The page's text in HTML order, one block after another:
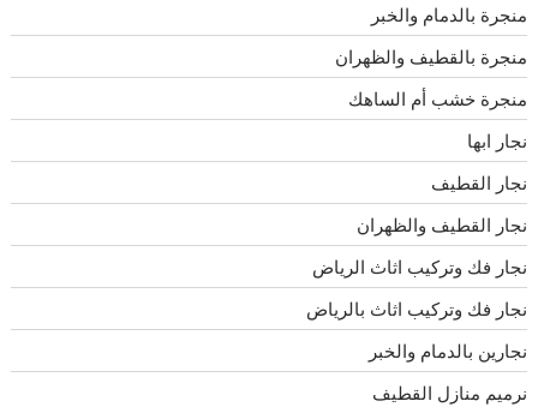
منجرة بالدمام والخبر
منجرة بالقطيف والظهران
منجرة خشب أم الساهك
نجار ابها
نجار القطيف
نجار القطيف والظهران
نجار فك وتركيب اثاث الرياض
نجار فك وتركيب اثاث بالرياض
نجارين بالدمام والخبر
نرميم منازل القطيف